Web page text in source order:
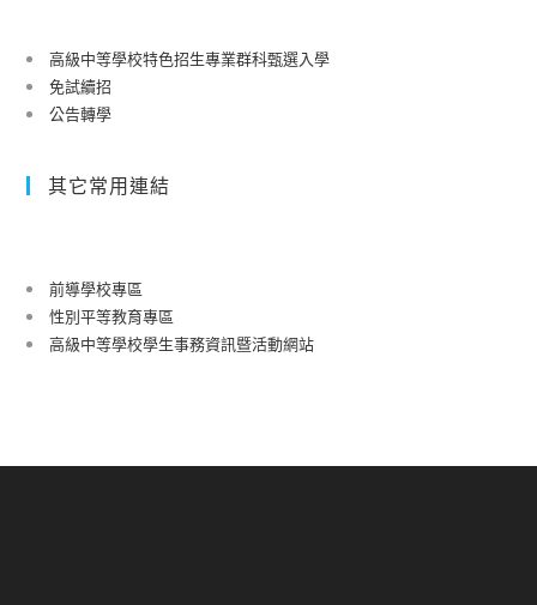
高級中等學校特色招生專業群科甄選入學
免試續招
公告轉學
其它常用連結
前導學校專區
性別平等教育專區
高級中等學校學生事務資訊暨活動網站